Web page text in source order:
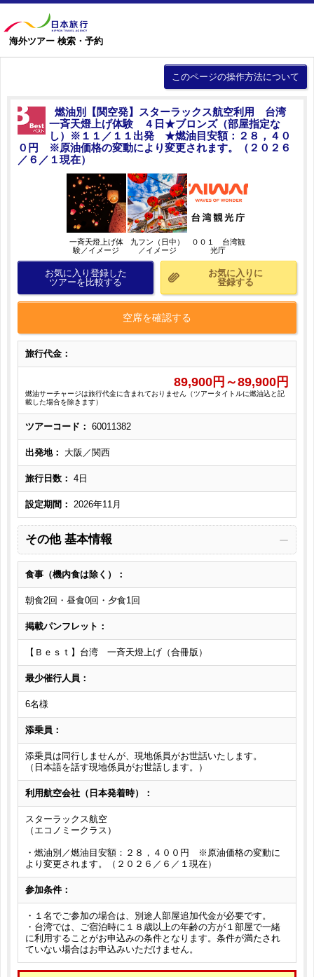
海外ツアー 検索・予約
このページの操作方法について
燃油別【関空発】スターラックス航空利用 台湾
一斉天燈上げ体験 ４日★ブロンズ（部屋指定な
し）※１１／１１出発 ★燃油目安額：２８，４０
０円 ※原油価格の変動により変更されます。（２０２６
／６／１現在）
一斉天燈上げ体
験／イメージ
九フン（日中）
／イメージ
００１ 台湾観
光庁
お気に入り登録した
ツアーを比較する
お気に入りに
登録する
空席を確認する
旅行代金：
89,900 円～89,900 円
燃油サーチャージは旅行代金に含まれておりません（ツアータイトルに燃油込と記
載した場合を除きます）
ツアーコード： 60011382
出発地： 大阪／関西
旅行日数： 4日
設定期間： 2026年11月
その他 基本情報
食事（機内食は除く）：
朝食2回・昼食0回・夕食1回
掲載パンフレット：
【Ｂｅｓｔ】台湾 一斉天燈上げ（合冊版）
最少催行人員：
6名様
添乗員：
添乗員は同行しませんが、現地係員がお世話いたします。
（日本語を話す現地係員がお世話します。）
利用航空会社（日本発着時）：
スターラックス航空
（エコノミークラス）
・燃油別／燃油目安額：２８，４００円 ※原油価格の変動に
より変更されます。（２０２６／６／１現在）
参加条件：
・１名でご参加の場合は、別途人部屋追加代金が必要です。
・台湾では、ご宿泊時に１８歳以上の年齢の方が１部屋で一緒
に利用することがお申込みの条件となります。条件が満たされ
ていない場合はお申込みいただけません。